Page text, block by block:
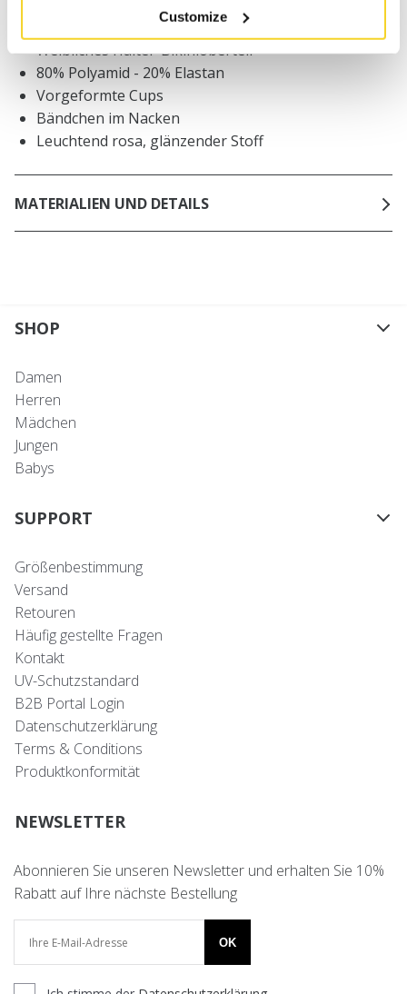
Customize
Weibliches Halter-Bikinioberteil
80% Polyamid - 20% Elastan
Vorgeformte Cups
Bändchen im Nacken
Leuchtend rosa, glänzender Stoff
MATERIALIEN UND DETAILS
SHOP
Damen
Herren
Mädchen
Jungen
Babys
SUPPORT
Größenbestimmung
Versand
Retouren
Häufig gestellte Fragen
Kontakt
UV-Schutzstandard
B2B Portal Login
Datenschutzerklärung
Terms & Conditions
Produktkonformität
NEWSLETTER
Abonnieren Sie unseren Newsletter und erhalten Sie 10%
Rabatt auf Ihre nächste Bestellung
OK